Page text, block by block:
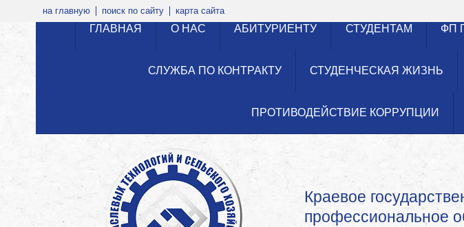
на главную поиск по сайту карта сайта
ГЛАВНАЯ О НАС АБИТУРИЕНТУ СТУДЕНТАМ ФП
СЛУЖБА ПО КОНТРАКТУ СТУДЕНЧЕСКАЯ ЖИЗНЬ
ПРОТИВОДЕЙСТВИЕ КОРРУПЦИИ
Краевое
профессиональное